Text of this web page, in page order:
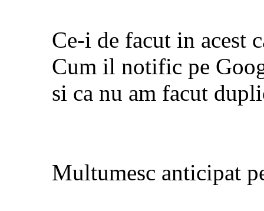
Ce-i de facut in acest
Cum il notific pe
si ca nu am facut
Multumesc anticipat